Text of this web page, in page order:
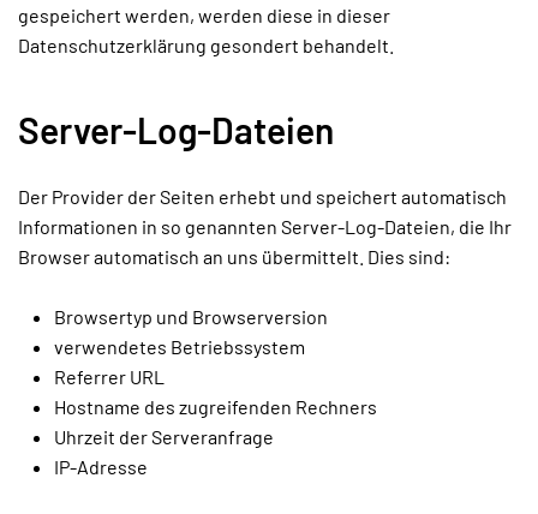
gespeichert werden, werden diese in dieser
Datenschutzerklärung gesondert behandelt.
Server-Log-Dateien
Der Provider der Seiten erhebt und speichert automatisch
Informationen in so genannten Server-Log-Dateien, die Ihr
Browser automatisch an uns übermittelt. Dies sind:
Browsertyp und Browserversion
verwendetes Betriebssystem
Referrer URL
Hostname des zugreifenden Rechners
Uhrzeit der Serveranfrage
IP-Adresse